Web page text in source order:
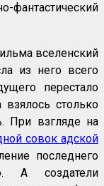
фантастический
вселенский
из него всего
перестало
столько
При взгляде на
совок адской
последнего
А создатели